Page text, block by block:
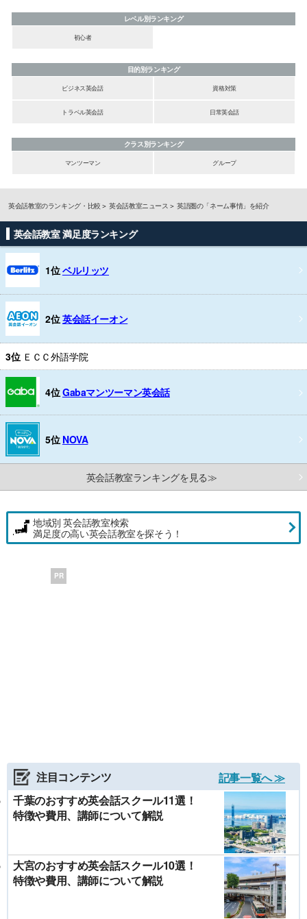
レベル別ランキング
初心者
目的別ランキング
ビジネス英会話
資格対策
トラベル英会話 日常英会話
クラス別ランキング
マンツーマン
グループ
英会話教室のランキング・比較 英会話教室ニュース 英語圏の「ネーム事情」を紹介
英会話教室 満足度ランキング
1位ベルリッツ
2位英会話イーオン
3位 ＥＣＣ外語学院
4位Gabaマンツーマン英会話
5位 NOVA
英会話教室ランキングを見る≫
地域別 英会話教室検索
満足度の高い英会話教室を探そう！
PR
注目コンテンツ
記事一覧へ ≫
千葉のおすすめ英会話スクール11選！
特徴や費用、講師について解説
大宮のおすすめ英会話スクール10選！
特徴や費用、講師について解説